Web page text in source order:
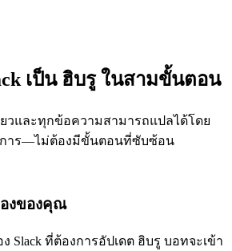
เป็น ฮิบรู ในสามขั้นตอน
ยวและทุกข้อความสามารถแปลได้โดย
าร—ไม่ต้องมีขั้นตอนที่ซับซ้อน
งของคุณ
ง Slack ที่ต้องการอัปเดต ฮิบรู บอทจะเข้า